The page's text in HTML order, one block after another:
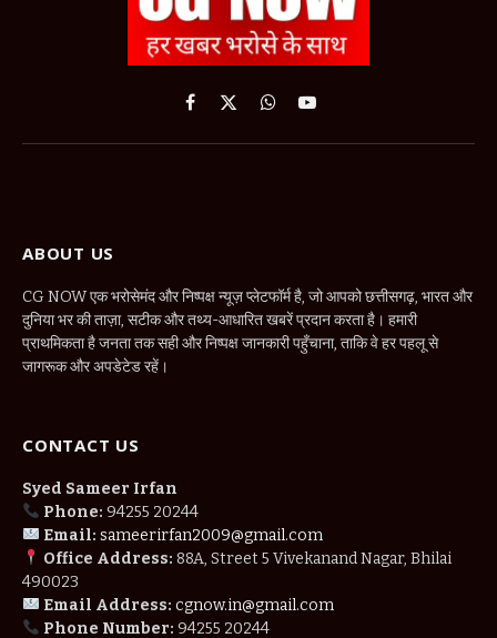
Facebook
X
WhatsApp
YouTube
ABOUT US
CG NOW एक भरोसेमंद और निष्पक्ष न्यूज़ प्लेटफॉर्म है, जो आपको छत्तीसगढ़, भारत और
दुनिया भर की ताज़ा, सटीक और तथ्य-आधारित खबरें प्रदान करता है। हमारी
प्राथमिकता है जनता तक सही और निष्पक्ष जानकारी पहुँचाना, ताकि वे हर पहलू से
जागरूक और अपडेटेड रहें।
CONTACT US
Syed Sameer Irfan
Phone: 94255 20244
Email: sameerirfan2009@gmail.com
Office Address: 88A, Street 5 Vivekanand Nagar, Bhilai
490023
Email Address: cgnow.in@gmail.com
Phone Number: 94255 20244